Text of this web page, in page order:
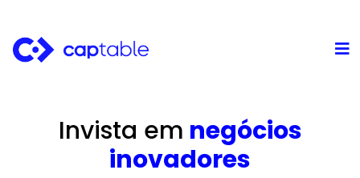
Invista em negócios
inovadores